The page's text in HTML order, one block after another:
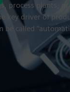
process plants,
key driver of
be called